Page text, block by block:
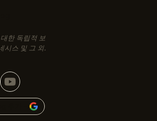
한 독립적 보
시스 및 그 외.
추가 →